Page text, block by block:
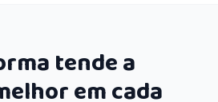
tende a
em cada